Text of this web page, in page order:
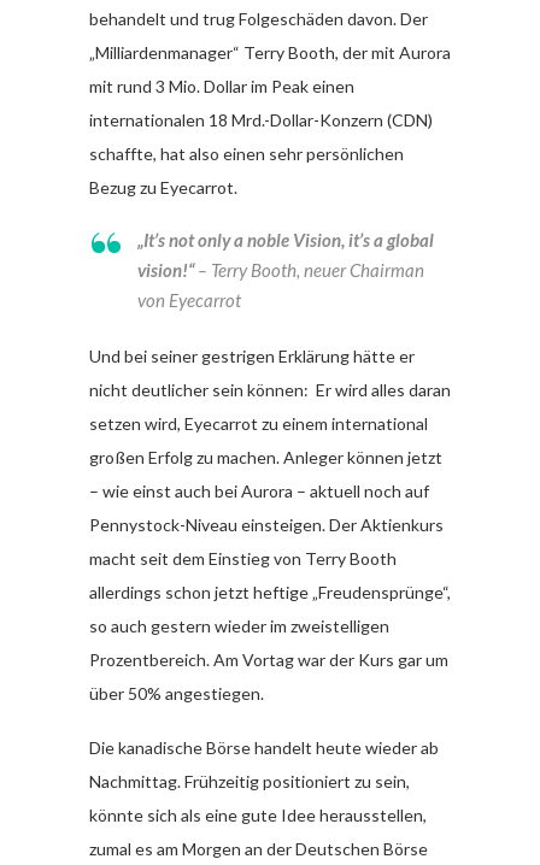
behandelt und trug Folgeschäden davon. Der
„Milliardenmanager“ Terry Booth, der mit Aurora
mit rund 3 Mio. Dollar im Peak einen
internationalen 18 Mrd.-Dollar-Konzern (CDN)
schaffte, hat also einen sehr persönlichen
Bezug zu Eyecarrot.
„It’s not only a noble Vision, it’s a global
vision!“– Terry Booth, neuer Chairman
von Eyecarrot
Und bei seiner gestrigen Erklärung hätte er
nicht deutlicher sein können: Er wird alles daran
setzen wird, Eyecarrot zu einem international
großen Erfolg zu machen. Anleger können jetzt
– wie einst auch bei Aurora – aktuell noch auf
Pennystock-Niveau einsteigen. Der Aktienkurs
macht seit dem Einstieg von Terry Booth
allerdings schon jetzt heftige „Freudensprünge“,
so auch gestern wieder im zweistelligen
Prozentbereich. Am Vortag war der Kurs gar um
über 50% angestiegen.
Die kanadische Börse handelt heute wieder ab
Nachmittag. Frühzeitig positioniert zu sein,
könnte sich als eine gute Idee herausstellen,
zumal es am Morgen an der Deutschen Börse